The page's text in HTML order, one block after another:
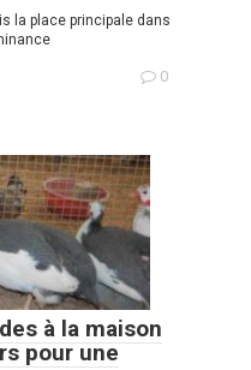
la place principale dans
0
à la maison
pour une